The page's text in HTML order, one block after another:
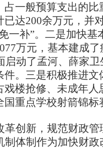
占一般预算支出的比
已达200余万元，并
一补”。 二是加快基
万元，基本建成
启动了孟河、薛家
。 三是积极推进文
戏楼抢修、未成年
国重点学校射箭锦
革创新，规范财政
制体制作为加快财